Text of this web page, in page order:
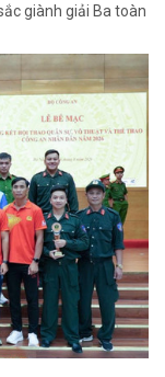
giành giải Ba toàn